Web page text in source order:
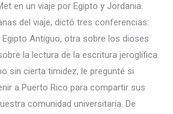
en un viaje por Egipto y Jordania.
del viaje, dictó tres conferencias:
Antiguo, otra sobre los dioses
la lectura de la escritura jeroglífica.
sin cierta timidez, le pregunté si
a Puerto Rico para compartir sus
comunidad universitaria. De